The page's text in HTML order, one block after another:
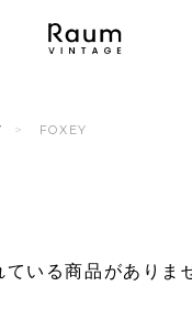
FOXEY
ている商品がありま